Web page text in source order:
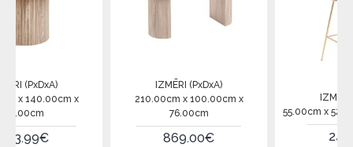
IZMĒRI (PxDxA)
210.00cm x 100.00cm x
IZMĒRI (PxDxA)
55.00cm x 52.00cm x